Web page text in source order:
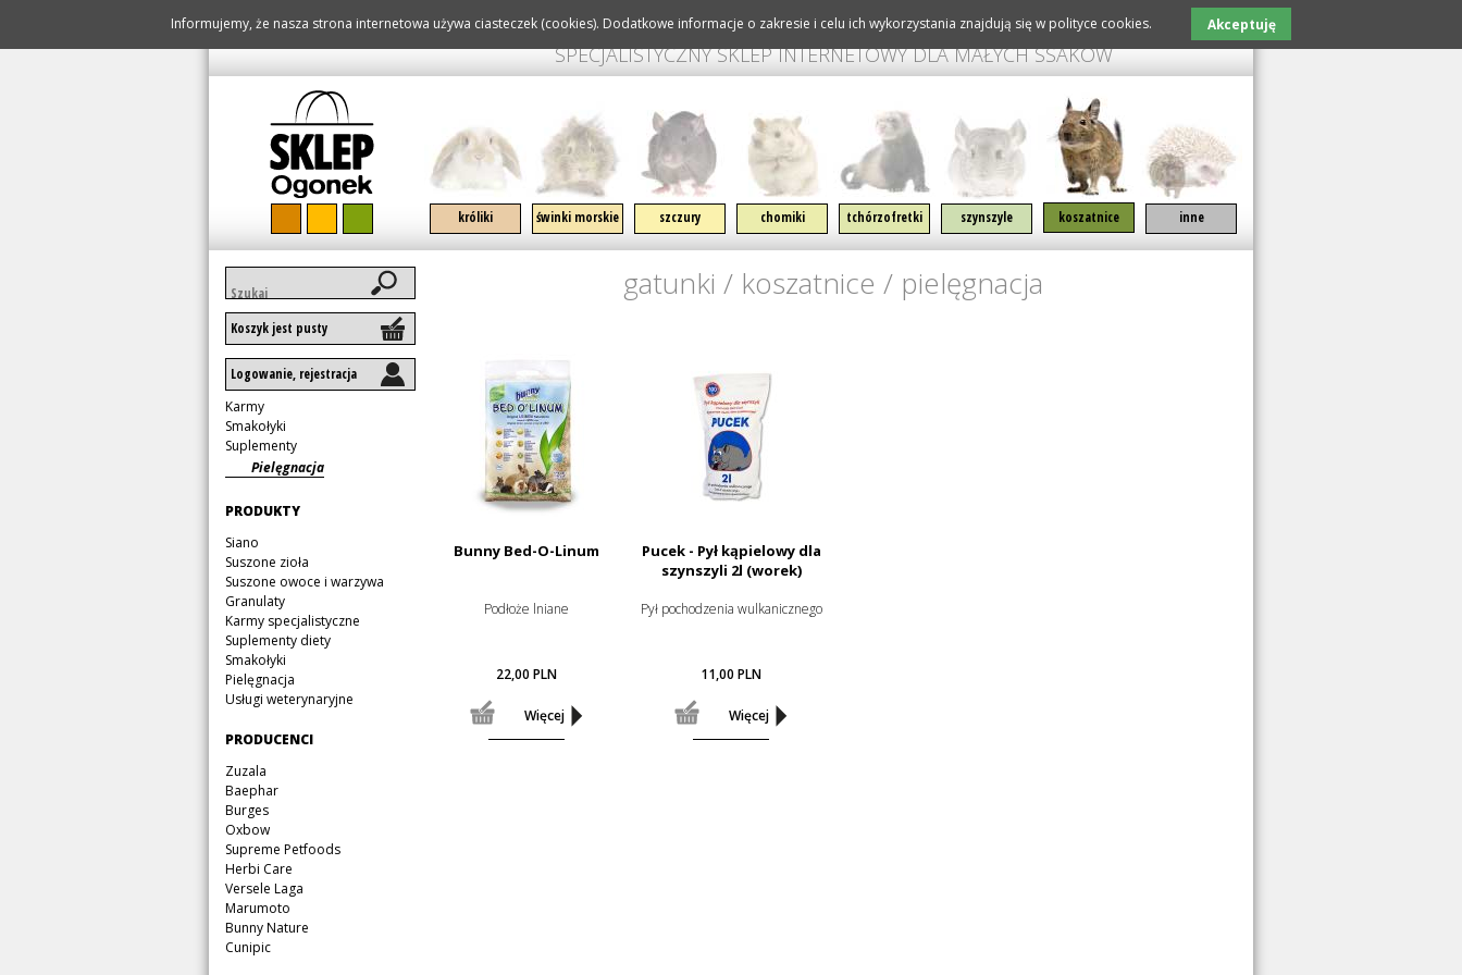
SPECJALISTYCZNY SKLEP INTERNETOWY DLA MAŁYCH SSAKÓW
pomiń nawigację
króliki
świnki morskie szczury chomiki tchórzofretki szynszyle koszatnice inne
gatunki / koszatnice / pielęgnacja
Bunny Bed-O-Linum
Podłoże lniane
22,00 PLN
Więcej
Pucek - Pył kąpielowy dla
szynszyli 2l (worek)
Pył pochodzenia wulkanicznego
11,00 PLN
Więcej
kluczowe
Koszyk jest pusty
Logowanie, rejestracja
Pomiń
nawigację
Karmy
Smakołyki
Suplementy
Pielęgnacja
Pomiń
nawigację
PRODUKTY
Pomiń
nawigację
Siano
Suszone zioła
Suszone owoce i warzywa
Granulaty
Karmy specjalistyczne
Suplementy diety
Smakołyki
Pielęgnacja
Usługi weterynaryjne
Pomiń
nawigację
PRODUCENCI
Pomiń
nawigację
Zuzala
Baephar
Burges
Oxbow
Supreme Petfoods
Herbi Care
Versele Laga
Marumoto
Bunny Nature
Cunipic
Informujemy, że nasza strona internetowa używa ciasteczek (cookies). Dodatkowe informacje o zakresie i celu ich wykorzystania znajdują się w polityce cookies. Akceptuję